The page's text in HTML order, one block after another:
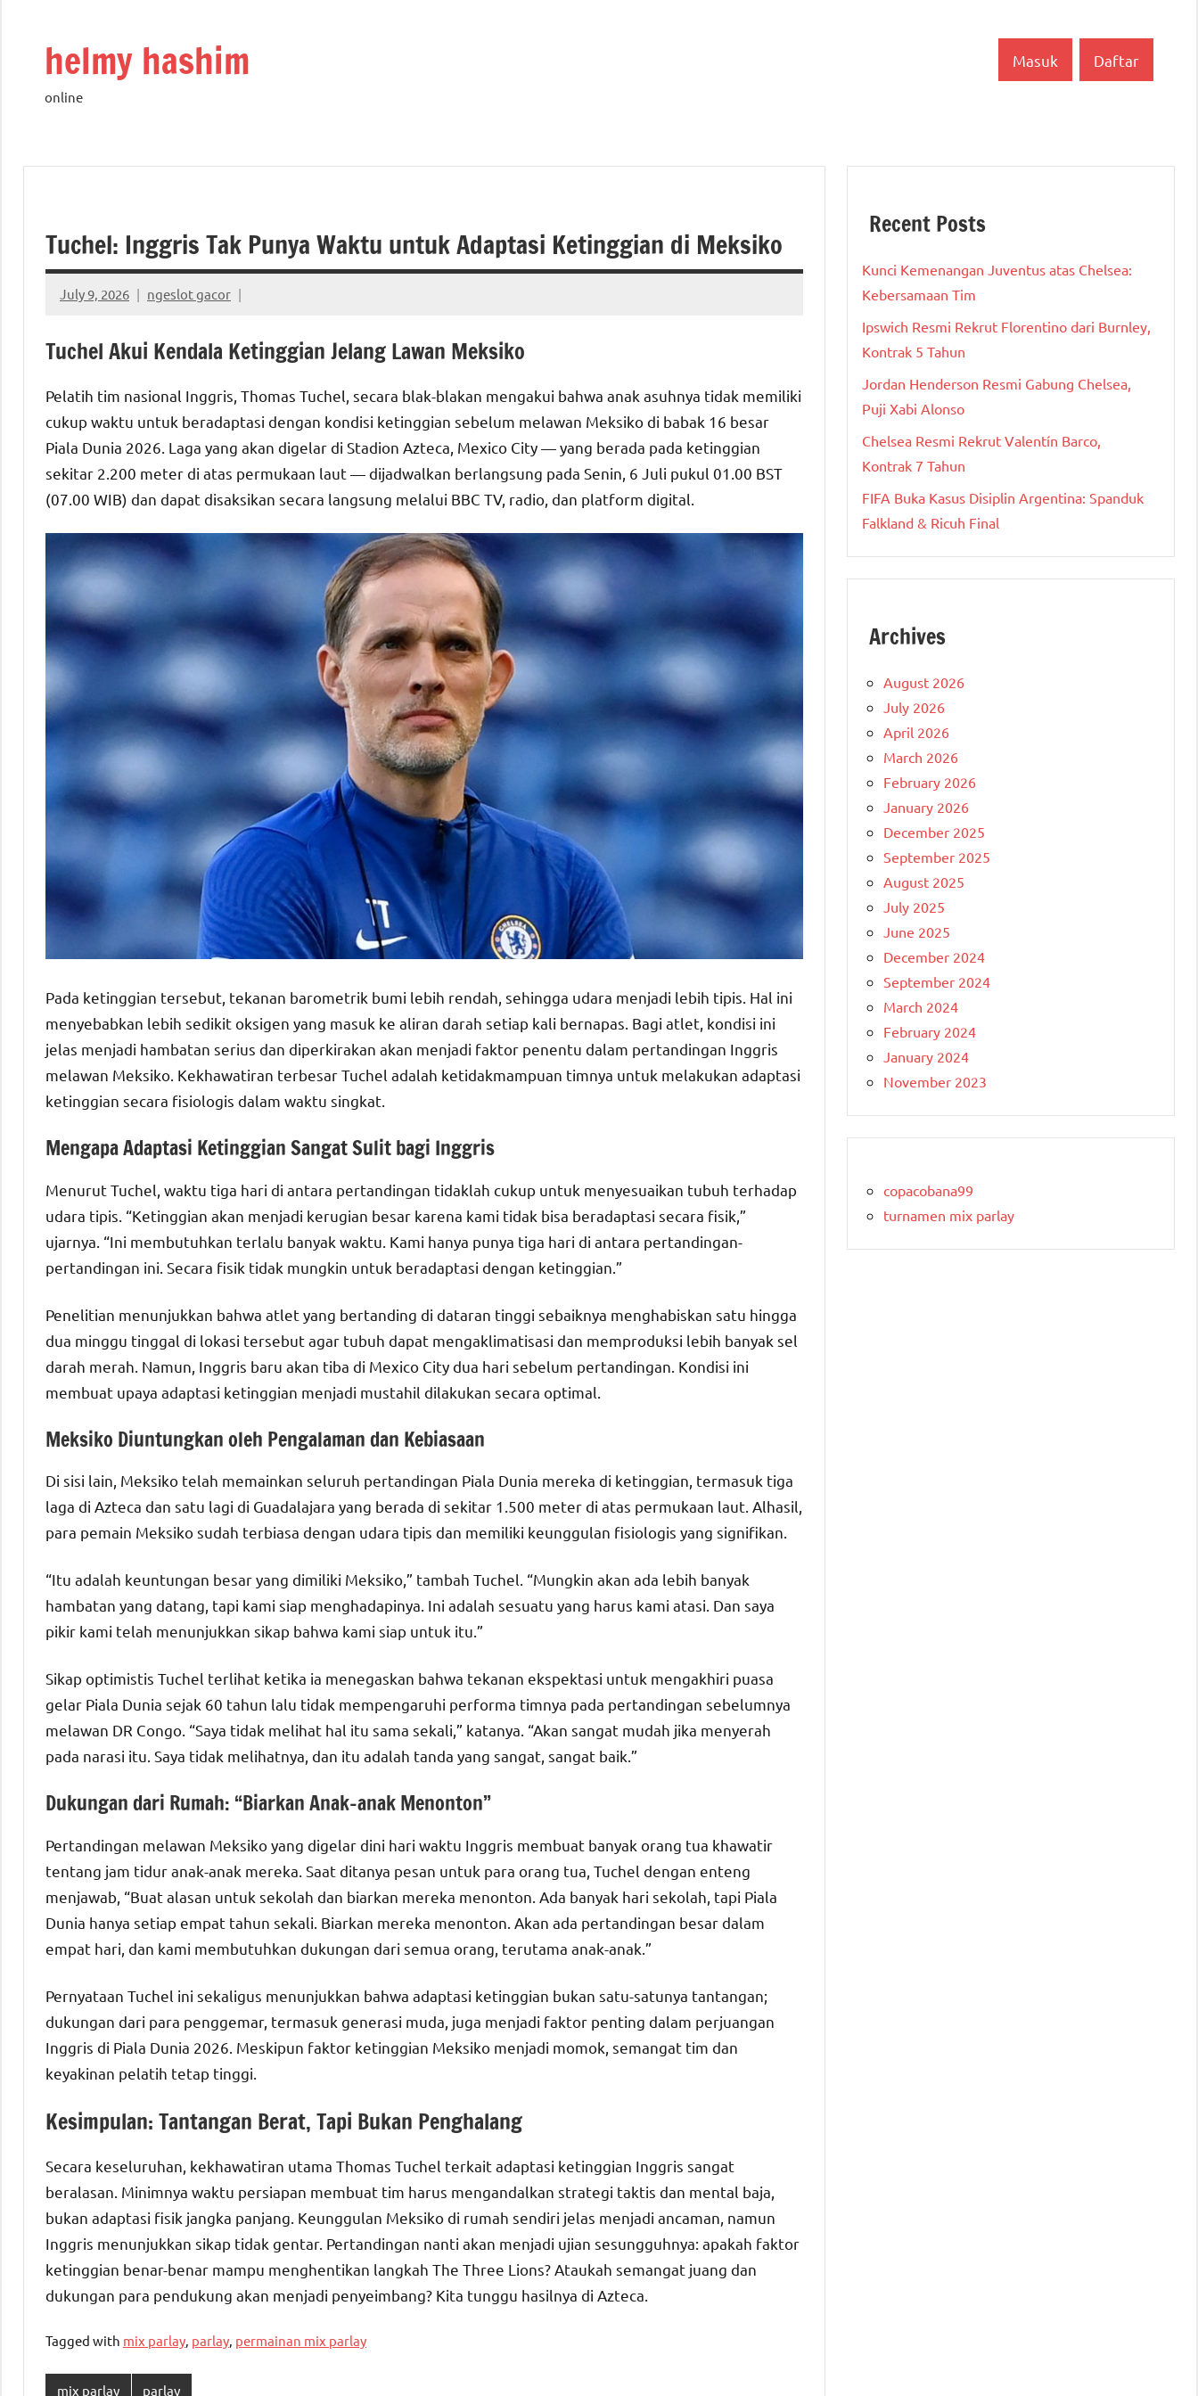
helmy hashim
online
Masuk Daftar
Tuchel: Inggris Tak Punya Waktu untuk Adaptasi Ketinggian di Meksiko
July 9, 2026 ngeslot gacor
Tuchel Akui Kendala Ketinggian Jelang Lawan Meksiko
Pelatih tim nasional Inggris, Thomas Tuchel, secara blak-blakan mengakui bahwa anak asuhnya tidak memiliki
cukup waktu untuk beradaptasi dengan kondisi ketinggian sebelum melawan Meksiko di babak 16 besar
Piala Dunia 2026. Laga yang akan digelar di Stadion Azteca, Mexico City — yang berada pada ketinggian
sekitar 2.200 meter di atas permukaan laut — dijadwalkan berlangsung pada Senin, 6 Juli pukul 01.00 BST
(07.00 WIB) dan dapat disaksikan secara langsung melalui BBC TV, radio, dan platform digital.
Pada ketinggian tersebut, tekanan barometrik bumi lebih rendah, sehingga udara menjadi lebih tipis. Hal ini
menyebabkan lebih sedikit oksigen yang masuk ke aliran darah setiap kali bernapas. Bagi atlet, kondisi ini
jelas menjadi hambatan serius dan diperkirakan akan menjadi faktor penentu dalam pertandingan Inggris
melawan Meksiko. Kekhawatiran terbesar Tuchel adalah ketidakmampuan timnya untuk melakukan adaptasi
ketinggian secara fisiologis dalam waktu singkat.
Mengapa Adaptasi Ketinggian Sangat Sulit bagi Inggris
Menurut Tuchel, waktu tiga hari di antara pertandingan tidaklah cukup untuk menyesuaikan tubuh terhadap
udara tipis. “Ketinggian akan menjadi kerugian besar karena kami tidak bisa beradaptasi secara fisik,”
ujarnya. “Ini membutuhkan terlalu banyak waktu. Kami hanya punya tiga hari di antara pertandingan-
pertandingan ini. Secara fisik tidak mungkin untuk beradaptasi dengan ketinggian.”
Penelitian menunjukkan bahwa atlet yang bertanding di dataran tinggi sebaiknya menghabiskan satu hingga
dua minggu tinggal di lokasi tersebut agar tubuh dapat mengaklimatisasi dan memproduksi lebih banyak sel
darah merah. Namun, Inggris baru akan tiba di Mexico City dua hari sebelum pertandingan. Kondisi ini
membuat upaya adaptasi ketinggian menjadi mustahil dilakukan secara optimal.
Meksiko Diuntungkan oleh Pengalaman dan Kebiasaan
Di sisi lain, Meksiko telah memainkan seluruh pertandingan Piala Dunia mereka di ketinggian, termasuk tiga
laga di Azteca dan satu lagi di Guadalajara yang berada di sekitar 1.500 meter di atas permukaan laut. Alhasil,
para pemain Meksiko sudah terbiasa dengan udara tipis dan memiliki keunggulan fisiologis yang signifikan.
“Itu adalah keuntungan besar yang dimiliki Meksiko,” tambah Tuchel. “Mungkin akan ada lebih banyak
hambatan yang datang, tapi kami siap menghadapinya. Ini adalah sesuatu yang harus kami atasi. Dan saya
pikir kami telah menunjukkan sikap bahwa kami siap untuk itu.”
Sikap optimistis Tuchel terlihat ketika ia menegaskan bahwa tekanan ekspektasi untuk mengakhiri puasa
gelar Piala Dunia sejak 60 tahun lalu tidak mempengaruhi performa timnya pada pertandingan sebelumnya
melawan DR Congo. “Saya tidak melihat hal itu sama sekali,” katanya. “Akan sangat mudah jika menyerah
pada narasi itu. Saya tidak melihatnya, dan itu adalah tanda yang sangat, sangat baik.”
Dukungan dari Rumah: “Biarkan Anak-anak Menonton”
Pertandingan melawan Meksiko yang digelar dini hari waktu Inggris membuat banyak orang tua khawatir
tentang jam tidur anak-anak mereka. Saat ditanya pesan untuk para orang tua, Tuchel dengan enteng
menjawab, “Buat alasan untuk sekolah dan biarkan mereka menonton. Ada banyak hari sekolah, tapi Piala
Dunia hanya setiap empat tahun sekali. Biarkan mereka menonton. Akan ada pertandingan besar dalam
empat hari, dan kami membutuhkan dukungan dari semua orang, terutama anak-anak.”
Pernyataan Tuchel ini sekaligus menunjukkan bahwa adaptasi ketinggian bukan satu-satunya tantangan;
dukungan dari para penggemar, termasuk generasi muda, juga menjadi faktor penting dalam perjuangan
Inggris di Piala Dunia 2026. Meskipun faktor ketinggian Meksiko menjadi momok, semangat tim dan
keyakinan pelatih tetap tinggi.
Kesimpulan: Tantangan Berat, Tapi Bukan Penghalang
Secara keseluruhan, kekhawatiran utama Thomas Tuchel terkait adaptasi ketinggian Inggris sangat
beralasan. Minimnya waktu persiapan membuat tim harus mengandalkan strategi taktis dan mental baja,
bukan adaptasi fisik jangka panjang. Keunggulan Meksiko di rumah sendiri jelas menjadi ancaman, namun
Inggris menunjukkan sikap tidak gentar. Pertandingan nanti akan menjadi ujian sesungguhnya: apakah faktor
ketinggian benar-benar mampu menghentikan langkah The Three Lions? Ataukah semangat juang dan
dukungan para pendukung akan menjadi penyeimbang? Kita tunggu hasilnya di Azteca.
Tagged with mix parlay, parlay, permainan mix parlay
mix parlay parlay
Recent Posts
Kunci Kemenangan Juventus atas Chelsea:
Kebersamaan Tim
Ipswich Resmi Rekrut Florentino dari Burnley,
Kontrak 5 Tahun
Jordan Henderson Resmi Gabung Chelsea,
Puji Xabi Alonso
Chelsea Resmi Rekrut Valentín Barco,
Kontrak 7 Tahun
FIFA Buka Kasus Disiplin Argentina: Spanduk
Falkland & Ricuh Final
Archives
August 2026
July 2026
April 2026
March 2026
February 2026
January 2026
December 2025
September 2025
August 2025
July 2025
June 2025
December 2024
September 2024
March 2024
February 2024
January 2024
November 2023
copacobana99
turnamen mix parlay